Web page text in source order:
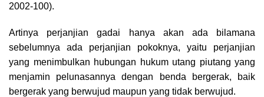
2002-100).
Artinya perjanjian gadai hanya akan ada bilamana
sebelumnya ada perjanjian pokoknya, yaitu perjanjian
yang menimbulkan hubungan hukum utang piutang yang
menjamin pelunasannya dengan benda bergerak, baik
bergerak yang berwujud maupun yang tidak berwujud.